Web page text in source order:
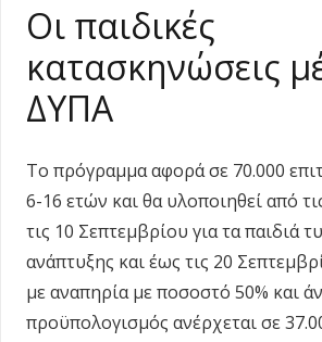
Οι παιδικές
κατασκηνώσεις
ΔΥΠΑ
Το πρόγραμμα αφορά σε 70.000
6-16 ετών και θα υλοποιηθεί από
τις 10 Σεπτεμβρίου για τα παιδιά
ανάπτυξης και έως τις 20
με αναπηρία με ποσοστό 50% και
προϋπολογισμός ανέρχεται σε